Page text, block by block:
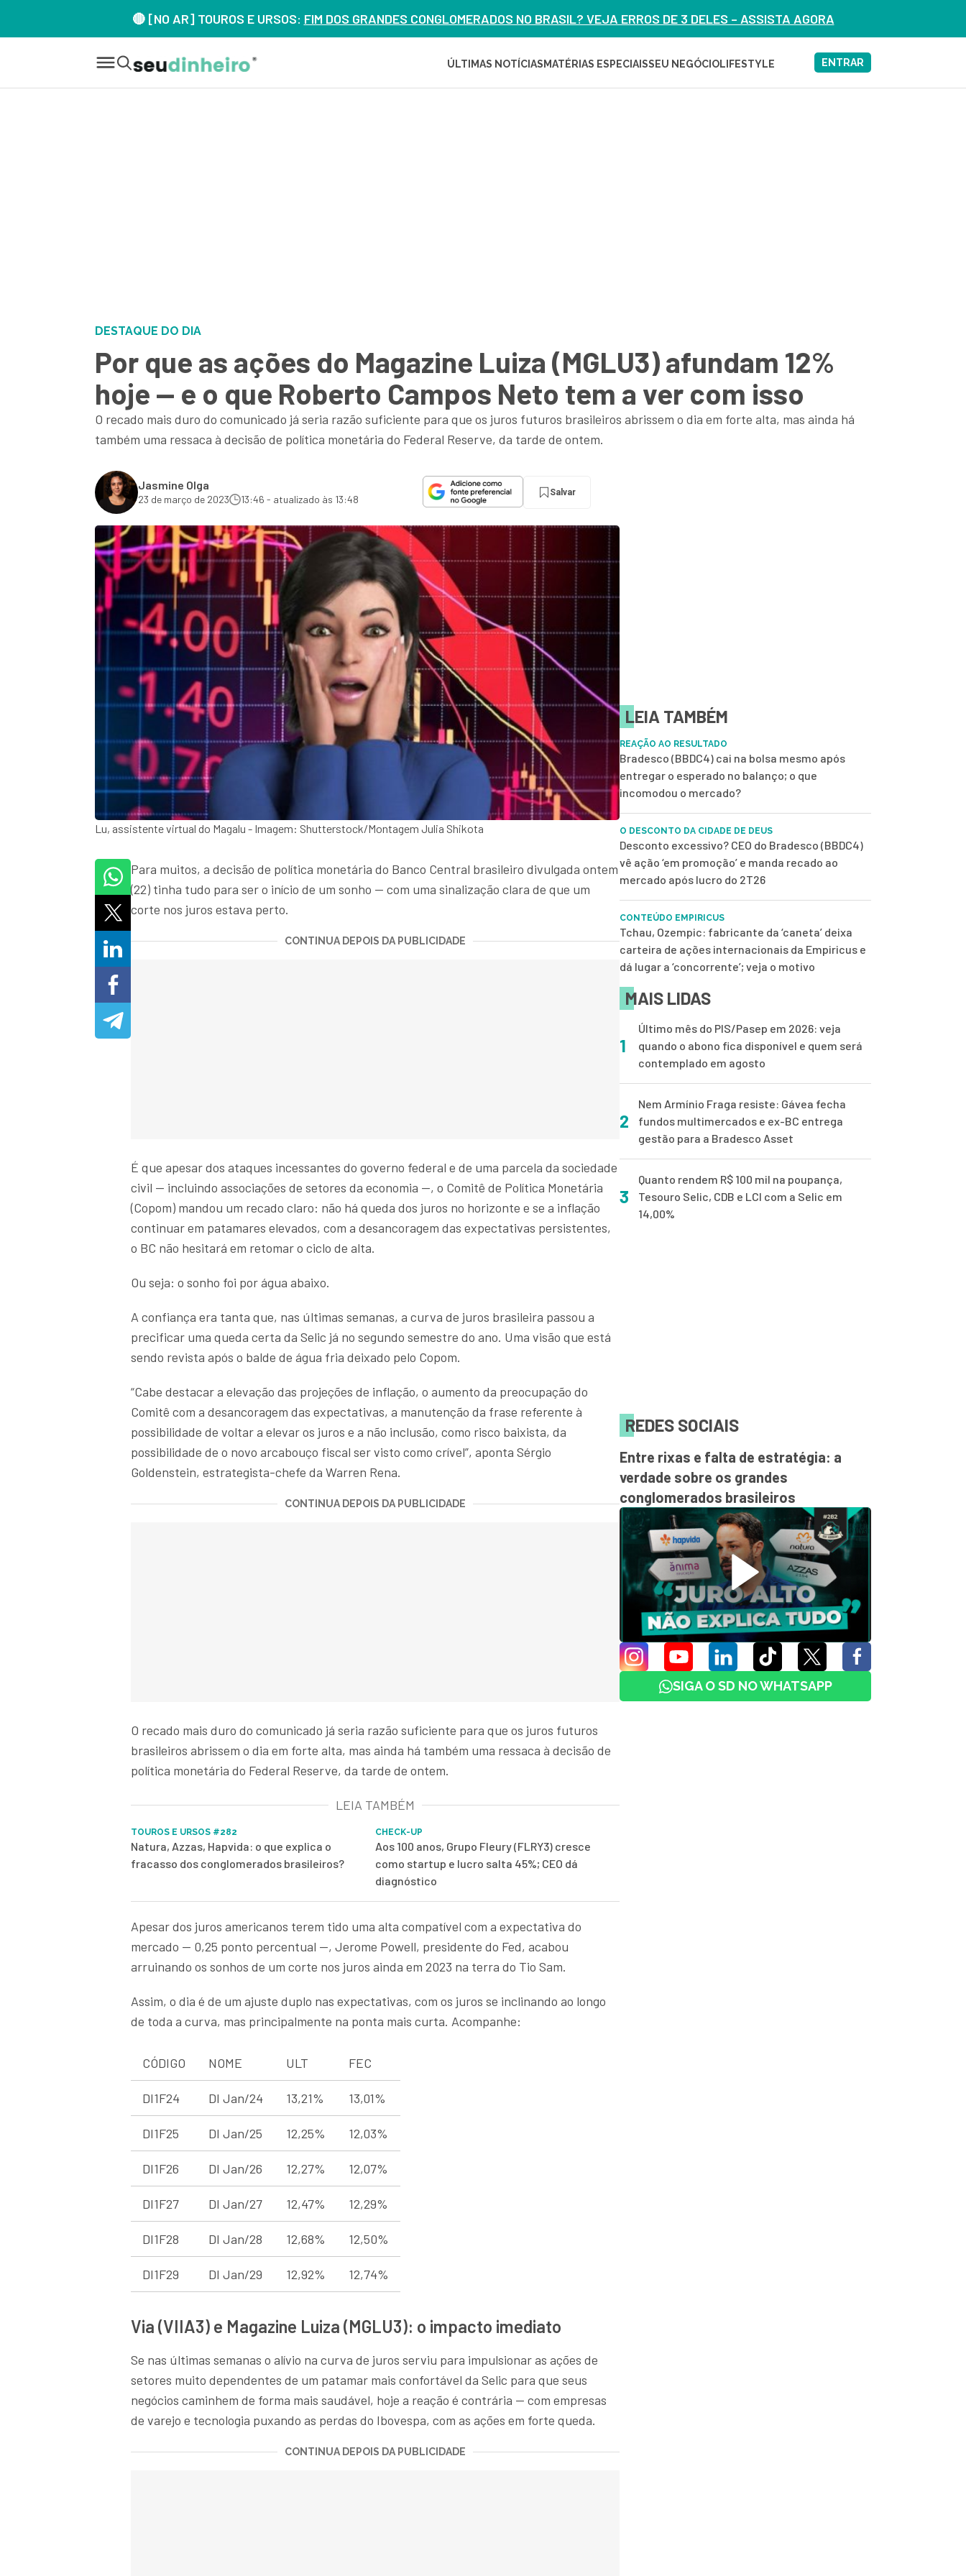
🔴 [NO AR] TOUROS E URSOS: FIM DOS GRANDES CONGLOMERADOS NO BRASIL? VEJA ERROS DE 3 DELES – ASSISTA AGORA
ÚLTIMAS NOTÍCIAS MATÉRIAS ESPECIAISSEU NEGÓCIOLIFESTYLE ENTRAR
DESTAQUE DO DIA
Por que as ações do Magazine Luiza (MGLU3) afundam 12%
hoje — e o que Roberto Campos Neto tem a ver com isso
O recado mais duro do comunicado já seria razão suficiente para que os juros futuros brasileiros abrissem o dia em forte alta, mas ainda há
também uma ressaca à decisão de política monetária do Federal Reserve, da tarde de ontem.
Jasmine Olga
23 de março de 2023 13:46 - atualizado às 13:48
Salvar
Lu, assistente virtual do Magalu - Imagem: Shutterstock/Montagem Julia Shikota
Para muitos, a decisão de política monetária do Banco Central brasileiro divulgada ontem
(22) tinha tudo para ser o início de um sonho — com uma sinalização clara de que um
corte nos juros estava perto.
CONTINUA DEPOIS DA PUBLICIDADE
É que apesar dos ataques incessantes do governo federal e de uma parcela da sociedade
civil — incluindo associações de setores da economia —, o Comitê de Política Monetária
(Copom) mandou um recado claro: não há queda dos juros no horizonte e se a inflação
continuar em patamares elevados, com a desancoragem das expectativas persistentes,
o BC não hesitará em retomar o ciclo de alta.
Ou seja: o sonho foi por água abaixo.
A confiança era tanta que, nas últimas semanas, a curva de juros brasileira passou a
precificar uma queda certa da Selic já no segundo semestre do ano. Uma visão que está
sendo revista após o balde de água fria deixado pelo Copom.
“Cabe destacar a elevação das projeções de inflação, o aumento da preocupação do
Comitê com a desancoragem das expectativas, a manutenção da frase referente à
possibilidade de voltar a elevar os juros e a não inclusão, como risco baixista, da
possibilidade de o novo arcabouço fiscal ser visto como crível”, aponta Sérgio
Goldenstein, estrategista-chefe da Warren Rena.
CONTINUA DEPOIS DA PUBLICIDADE
O recado mais duro do comunicado já seria razão suficiente para que os juros futuros
brasileiros abrissem o dia em forte alta, mas ainda há também uma ressaca à decisão de
política monetária do Federal Reserve, da tarde de ontem.
LEIA TAMBÉM
TOUROS E URSOS #282
Natura, Azzas, Hapvida: o que explica o
fracasso dos conglomerados brasileiros?
CHECK-UP
Aos 100 anos, Grupo Fleury (FLRY3) cresce
como startup e lucro salta 45%; CEO dá
diagnóstico
Apesar dos juros americanos terem tido uma alta compatível com a expectativa do
mercado — 0,25 ponto percentual —, Jerome Powell, presidente do Fed, acabou
arruinando os sonhos de um corte nos juros ainda em 2023 na terra do Tio Sam.
Assim, o dia é de um ajuste duplo nas expectativas, com os juros se inclinando ao longo
de toda a curva, mas principalmente na ponta mais curta. Acompanhe:
CÓDIGO NOME ULT FEC
DI1F24 DI Jan/24 13,21% 13,01%
DI1F25 DI Jan/25 12,25% 12,03%
DI1F26 DI Jan/26 12,27% 12,07%
DI1F27 DI Jan/27 12,47% 12,29%
DI1F28 DI Jan/28 12,68% 12,50%
DI1F29 DI Jan/29 12,92% 12,74%
Via (VIIA3) e Magazine Luiza (MGLU3): o impacto imediato
Se nas últimas semanas o alívio na curva de juros serviu para impulsionar as ações de
setores muito dependentes de um patamar mais confortável da Selic para que seus
negócios caminhem de forma mais saudável, hoje a reação é contrária — com empresas
de varejo e tecnologia puxando as perdas do Ibovespa, com as ações em forte queda.
CONTINUA DEPOIS DA PUBLICIDADE
LEIA TAMBÉM
REAÇÃO AO RESULTADO
Bradesco (BBDC4) cai na bolsa mesmo após
entregar o esperado no balanço; o que
incomodou o mercado?
O DESCONTO DA CIDADE DE DEUS
Desconto excessivo? CEO do Bradesco (BBDC4)
vê ação ‘em promoção’ e manda recado ao
mercado após lucro do 2T26
CONTEÚDO EMPIRICUS
Tchau, Ozempic: fabricante da ‘caneta’ deixa
carteira de ações internacionais da Empiricus e
dá lugar a ‘concorrente’; veja o motivo
MAIS LIDAS
1
Último mês do PIS/Pasep em 2026: veja
quando o abono fica disponível e quem será
contemplado em agosto
2
Nem Armínio Fraga resiste: Gávea fecha
fundos multimercados e ex-BC entrega
gestão para a Bradesco Asset
3
Quanto rendem R$ 100 mil na poupança,
Tesouro Selic, CDB e LCI com a Selic em
14,00%
REDES SOCIAIS
Entre rixas e falta de estratégia: a
verdade sobre os grandes
conglomerados brasileiros
SIGA O SD NO WHATSAPP